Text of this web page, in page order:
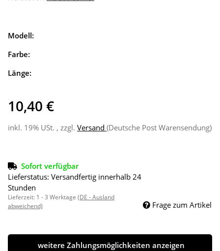
Modell:
Farbe:
Länge:
10,40 €
inkl. 19% USt. , zzgl. Versand (Deutsche Post Warensendung)
Sofort verfügbar
Lieferstatus: Versandfertig innerhalb 24
Stunden
Lieferzeit: 1 - 3 Werktage (DE - Ausland
abweichend)
Frage zum Artikel
weitere Zahlungsmöglichkeiten anzeigen